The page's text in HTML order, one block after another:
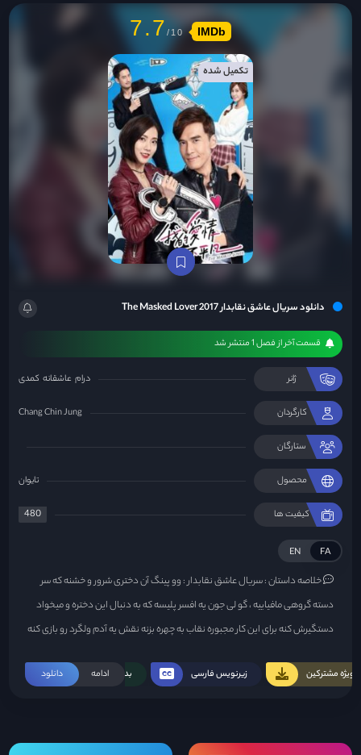
دانلود سریال عاشق نقابدار The Masked Lover 2017
قسمت آخر از فصل 1 منتشر شد
ژانر درام عاشقانه کمدی
کارگردان Chang Chin Jung
ستارگان
محصول تایوان
کیفیت ها 480
FA
EN
خلاصه داستان :سریال عاشق نقابدار : وو پینگ آن دختری شرور و خشنه که سر
دسته گروهی مافیاییه ، گو لی جون یه افسر پلیسه که به دنبال این دختره و میخواد
دستگیرش کنه برای این کار مجبوره نقاب به چهره بزنه نقش یه آدم ولگرد رو بازی کنه
جمع کنه ، وو پینگ فان خواهر دوقلوی پینگ آنه که بر خلاف خواهرش دختری مظلوم
ادامه دانلود ویژه مشترکین زیرنویس فارسی بدون سانسور
7.7 IMDb
تکمیل شده